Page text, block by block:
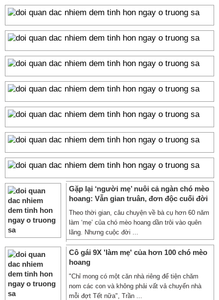
Gặp lại ‘người mẹ’ nuôi cả ngàn chó mèo
hoang: Vẫn gian truân, đơn độc cuối đời
Theo thời gian, câu chuyện về bà cụ hơn 60 năm
làm ‘mẹ’ của chó mèo hoang dần trôi vào quên
lãng. Nhưng cuộc đời ...
Cô gái 9X 'làm mẹ' của hơn 100 chó mèo
hoang
"Chỉ mong có một căn nhà riêng để tiện chăm
nom các con và không phải vất vả chuyển nhà
mỗi đợt Tết nữa", Trần ...